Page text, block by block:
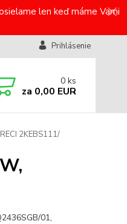
len keď máme Vami
Prihlásenie
0 ks
za 0,00 EUR
2KEBS111/
01,